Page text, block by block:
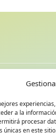
a la
procesar
únicas en este